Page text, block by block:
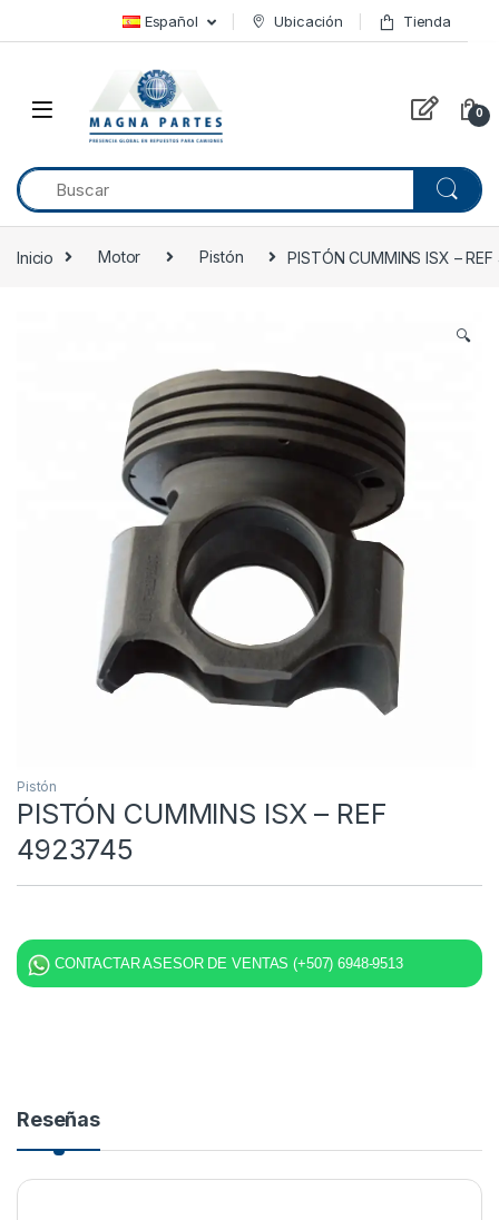
Skip to navigation Español Ubicación Tienda
0
Inicio Motor Pistón PISTÓN CUMMINS ISX –
🔍
Pistón
PISTÓN CUMMINS ISX – REF
4923745
CONTACTAR ASESOR DE VENTAS (+507) 6948-9513
Reseñas